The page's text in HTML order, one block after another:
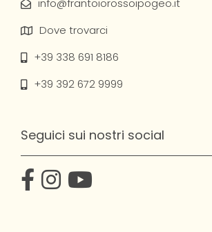
info@frantoiorossoipogeo.it
Dove trovarci
+39 338 691 8186
+39 392 672 9999
Seguici sui nostri social